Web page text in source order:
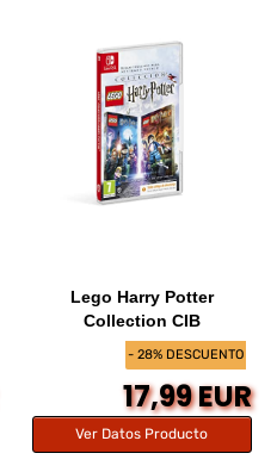
- 28% DESCUENTO
Lego Harry Potter
Collection CIB
17,99 EUR
Ver Datos Producto